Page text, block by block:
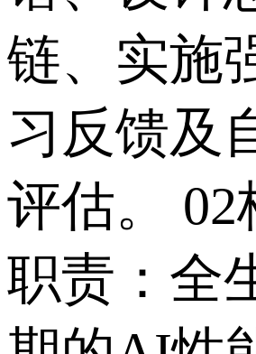
链、实施
习反馈及
评估。 02
职责：全